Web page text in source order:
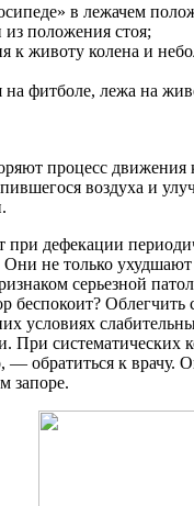
в лежачем
положения стоя;
к животу колена и
на фитболе, лежа на
процесс движения
воздуха и
при дефекации
Они не только ухудшают
серьезной
беспокоит? Облегчить
условиях
При систематических
— обратиться к врачу.
запоре.